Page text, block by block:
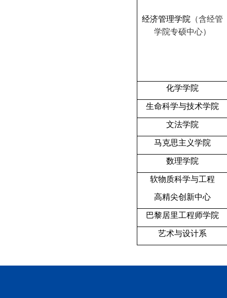
经济管理学院 （含经管
学院专硕中心）
化学学院
生命科学与技术学院
文法学院
马克思主义学院
数理学院
软物质科学与工程
高精尖创新中心
巴黎居里工程师学院
艺术与设计系